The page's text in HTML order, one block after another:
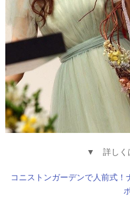
▼ 詳しく
コニストンガーデンで人前式